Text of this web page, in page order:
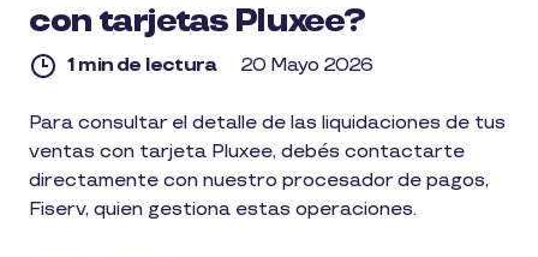
con tarjetas Pluxee?
1 min de lectura 20 Mayo 2026
1
de
lectura
Para consultar el detalle de las liquidaciones de tus
ventas con tarjeta Pluxee, debés contactarte
directamente con nuestro procesador de pagos,
Fiserv, quien gestiona estas operaciones.